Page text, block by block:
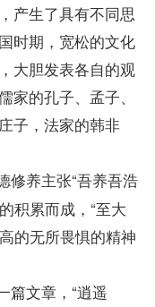
产生了具有不同思
时期，宽松的文化
大胆发表各自的观
的孔子、孟子、
子，法家的韩非
养主张“吾养吾浩
积累而成，“至大
的无所畏惧的精神
文章，“逍遥